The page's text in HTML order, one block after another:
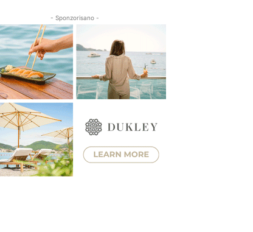
- Sponzorisano -